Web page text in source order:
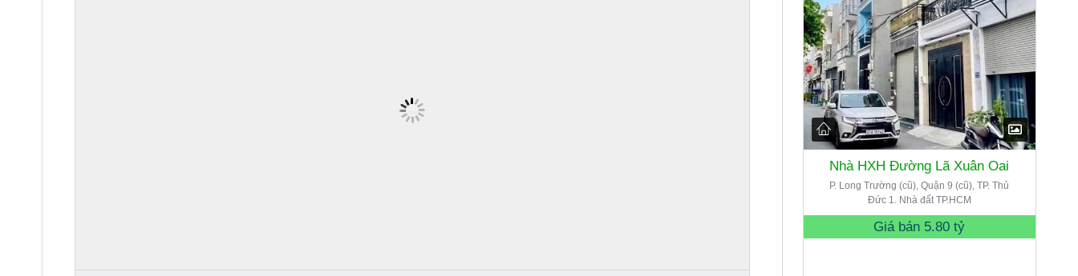
Nhà HXH Đường Lã Xuân Oai
P. Long Trường (cũ), Quận 9 (cũ), TP. Thủ
Đức 1. Nhà đất TP.HCM
Giá bán 5.80 tỷ